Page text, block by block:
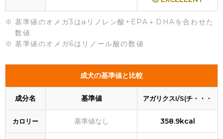
基準値のオメガ3はαリノレン酸+EPA＋DHAを合わせた
数値
基準値のオメガ6はリノール酸の数値
成犬の基準値と比較
成分名 基準値 アガリクスI/S(チ・・・
カロリー 基準値なし 358.9kcal